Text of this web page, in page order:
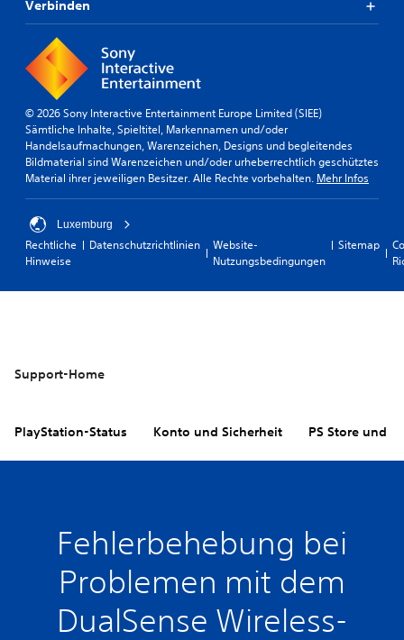
Verbinden
© 2026 Sony Interactive Entertainment Europe Limited (SIEE)
Sämtliche Inhalte, Spieltitel, Markennamen und/oder
Handelsaufmachungen, Warenzeichen, Designs und begleitendes
Bildmaterial sind Warenzeichen und/oder urheberrechtlich geschütztes
Material ihrer jeweiligen Besitzer. Alle Rechte vorbehalten. Mehr Infos
Luxemburg
Rechtliche
Hinweise
Datenschutzrichtlinien
Website-
Nutzungsbedingungen
Sitemap
Support-Home
PlayStation-Status Konto und Sicherheit PS Store und
Fehlerbehebung bei
Problemen mit dem
DualSense Wireless-